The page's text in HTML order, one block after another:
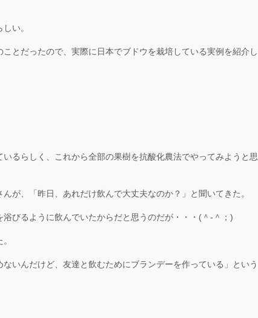
い。
とだったので、実際に日本でブドウを栽培している実例を紹介し
るらしく、これから全部の果樹を抗酸化農法でやってみようと思
が、「昨日、あれだけ飲んで大丈夫なのか？」と聞いてきた。
びるように飲んでいたからだと思うのだが・・・(＾-＾；)
いんだけど、友達と飲むためにブランデーを作っている」という